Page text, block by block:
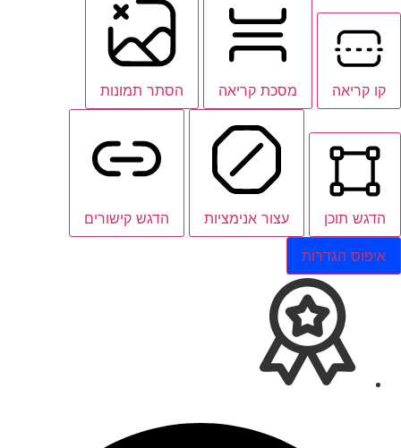
קו קריאה מסכת קריאה הסתר תמונות
הדגש תוכן עצור אנימציות הדגש קישורים
איפוס הגדרות